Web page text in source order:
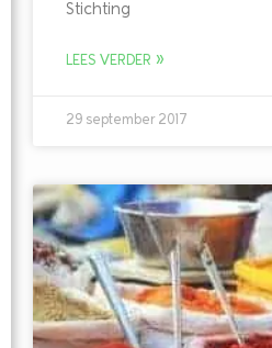
Stichting
LEES VERDER »
29 september 2017